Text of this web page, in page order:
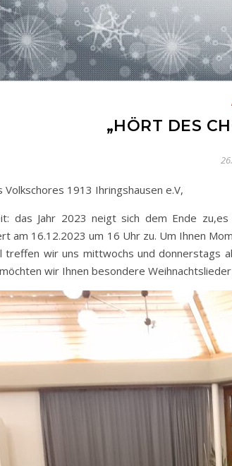
„HÖRT DES
1913 Ihringshausen e.V,
das Jahr 2023 neigt sich dem Ende
am 16.12.2023 um 16 Uhr zu. Um Ihnen
treffen wir uns mittwochs und donnerstags
wir Ihnen besondere